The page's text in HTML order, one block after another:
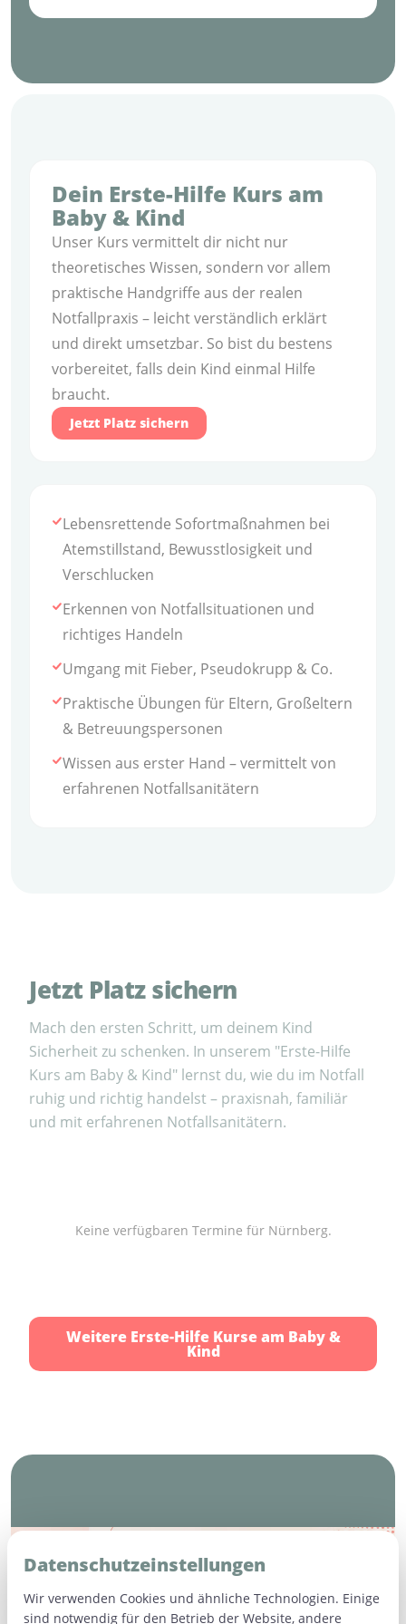
Dein Erste-Hilfe Kurs am
Baby & Kind
Unser Kurs vermittelt dir nicht nur
theoretisches Wissen, sondern vor allem
praktische Handgriffe aus der realen
Notfallpraxis – leicht verständlich erklärt
und direkt umsetzbar. So bist du bestens
vorbereitet, falls dein Kind einmal Hilfe
braucht.
Jetzt Platz sichern
Lebensrettende Sofortmaßnahmen bei
Atemstillstand, Bewusstlosigkeit und
Verschlucken
Erkennen von Notfallsituationen und
richtiges Handeln
Umgang mit Fieber, Pseudokrupp & Co.
Praktische Übungen für Eltern, Großeltern
& Betreuungspersonen
Wissen aus erster Hand – vermittelt von
erfahrenen Notfallsanitätern
Jetzt Platz sichern
Mach den ersten Schritt, um deinem Kind
Sicherheit zu schenken. In unserem "Erste-Hilfe
Kurs am Baby & Kind" lernst du, wie du im Notfall
ruhig und richtig handelst – praxisnah, familiär
und mit erfahrenen Notfallsanitätern.
Keine verfügbaren Termine für Nürnberg.
Weitere Erste-Hilfe Kurse am Baby &
Kind
Häufige Fragen (FAQ)
Datenschutzeinstellungen
Wir verwenden Cookies und ähnliche Technologien. Einige
sind notwendig für den Betrieb der Website, andere